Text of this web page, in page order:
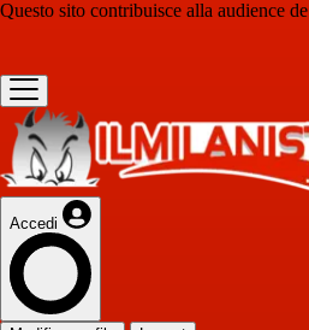
Questo sito contribuisce alla audience de
Accedi